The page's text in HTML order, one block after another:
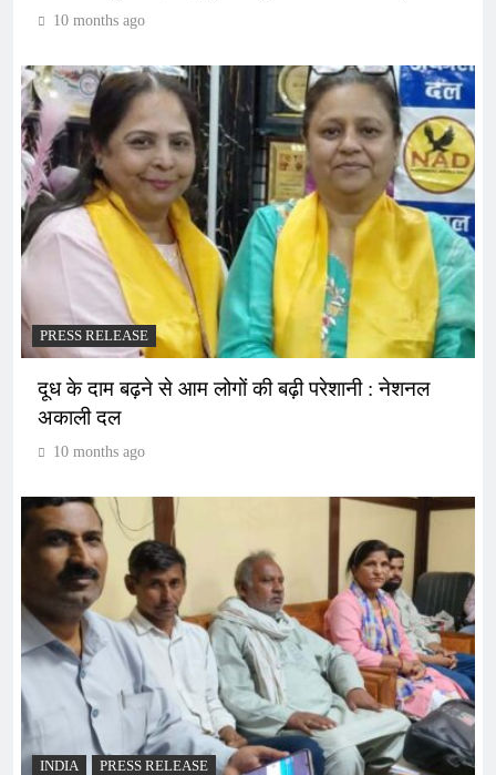
10 months ago
PRESS RELEASE
दूध के दाम बढ़ने से आम लोगों की बढ़ी परेशानी : नेशनल
अकाली दल
10 months ago
INDIA PRESS RELEASE